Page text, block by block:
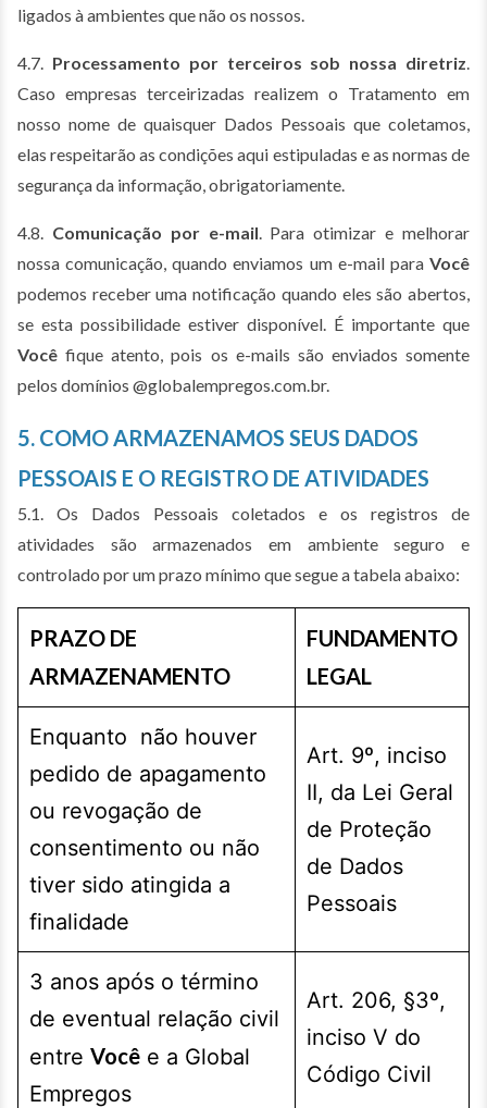
ligados à ambientes que não os nossos.
4.7. Processamento por terceiros sob nossa diretriz
Caso empresas terceirizadas realizem o Tratamento em
nosso nome de quaisquer Dados Pessoais que coletamos,
elas respeitarão as condições aqui estipuladas e as normas de
segurança da informação, obrigatoriamente.
4.8. Comunicação por e-mail . Para otimizar e melhorar
nossa comunicação, quando enviamos um e-mail para Você
podemos receber uma notificação quando eles são abertos,
se esta possibilidade estiver disponível. É importante que
Você fique atento, pois os e-mails são enviados somente
pelos domínios @globalempregos.com.br.
5. COMO ARMAZENAMOS SEUS DADOS
PESSOAIS E O REGISTRO DE ATIVIDADES
5.1. Os Dados Pessoais coletados e os registros de
atividades são armazenados em ambiente seguro e
controlado por um prazo mínimo que segue a tabela abaixo:
PRAZO DE
ARMAZENAMENTO
FUNDAMENTO
LEGAL
Enquanto não houver
pedido de apagamento
ou revogação de
consentimento ou não
tiver sido atingida a
finalidade
Art. 9º, inciso
II, da Lei Geral
de Proteção
de Dados
Pessoais
3 anos após o término
de eventual relação civil
entre Você e a Global
Empregos
Art. 206, §3º,
inciso V do
Código Civil